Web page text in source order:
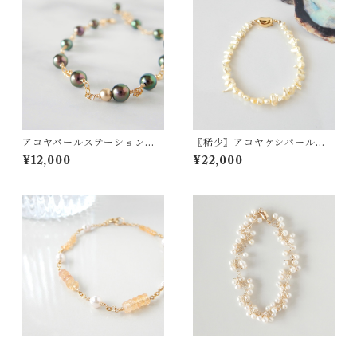
アコヤパールステーションブ
レスレット（ブラック）14kgf
【1293】
¥12,000
〖稀少〗アコヤケシパール
（ライトイエロー）ブレスレ
ット 【1746】
¥22,000